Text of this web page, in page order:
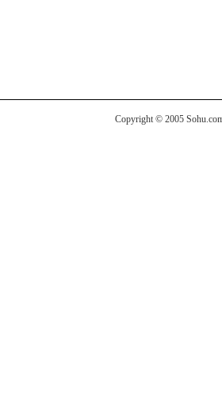
Copyright © 2005